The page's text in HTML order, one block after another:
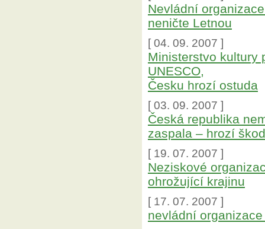
Nevládní
neničte Letnou
[ 04. 09. 2007 ]
Ministerstvo kultury
UNESCO,
Česku hrozí ostuda
[ 03. 09. 2007 ]
Česká republika
zaspala – hrozí
[ 19. 07. 2007 ]
Neziskové
ohrožující krajinu
[ 17. 07. 2007 ]
nevládní